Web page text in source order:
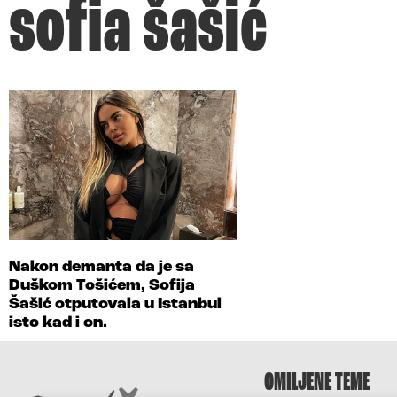
sofia šašić
Nakon demanta da je sa
Duškom Tošićem, Sofija
Šašić otputovala u Istanbul
isto kad i on.
OMILJENE TEME